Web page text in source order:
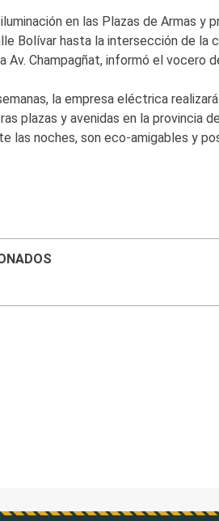
en las Plazas de Armas y
Bolívar hasta la intersección de la
Av. Champagñat, informó el vocero
la empresa eléctrica
plazas y avenidas en la provincia
las noches, son eco-amigables y